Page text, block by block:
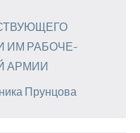
ИМ РАБОЧЕ-
АРМИИ
Прунцова